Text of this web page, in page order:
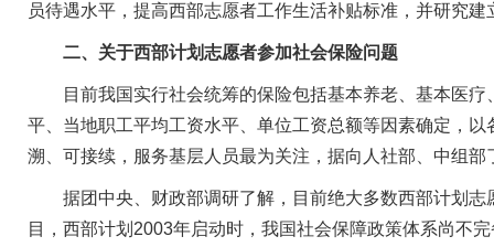
员待遇水平，提高西部志愿者工作生活补贴标准，并研究建
二、关于西部计划志愿者参加社会保险问题
目前我国实行社会统筹的保险包括基本养老、基本医疗
平、当地职工平均工资水平、单位工资总额等因素确定，
溯、可接续，服务基层人员最为关注，据向人社部、中组部
据团中央、财政部调研了解，目前绝大多数西部计划志
目，西部计划2003年启动时，我国社会保障政策体系尚不